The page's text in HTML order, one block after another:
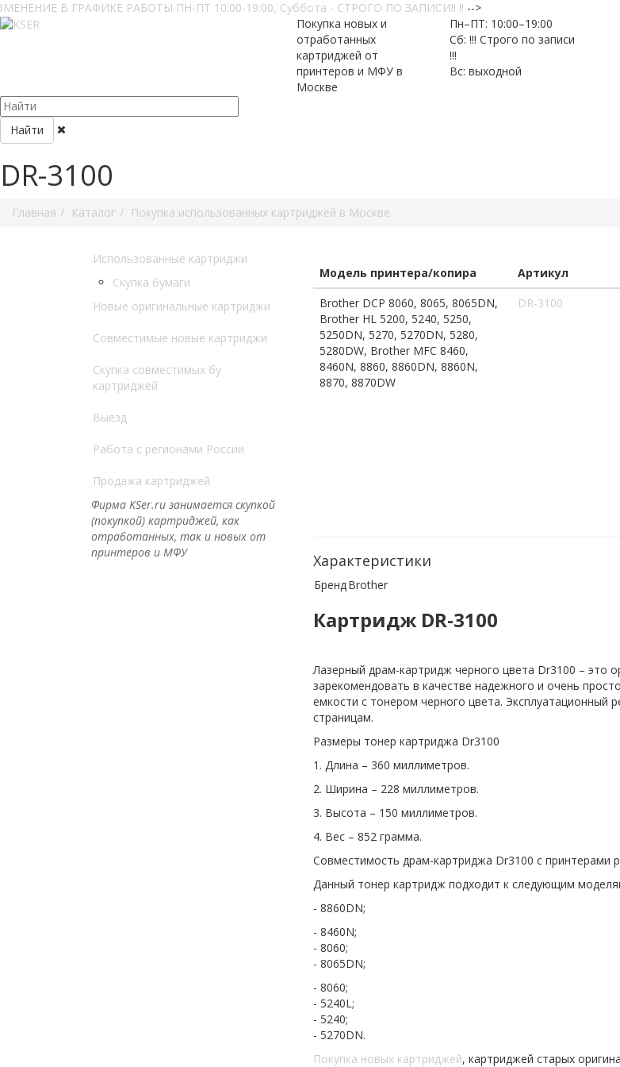
В ГРАФИКЕ РАБОТЫ ПН-ПТ 10:00-19:00, Суббота - СТРОГО ПО ЗАПИСИ!! !! -->
Покупка новых и
отработанных
картриджей от
принтеров и МФУ в
Москве
Пн–ПТ: 10:00–19:00
Сб: !!! Строго по записи
!!!
Вс: выходной
Найти
DR-3100
Главная Каталог Покупка использованных картриджей в Москве
Использованные картриджи
Скупка бумаги
Новые оригинальные картриджи
Совместимые новые картриджи
Скупка совместимых бу
картриджей
Выезд
Работа с регионами России
Продажа картриджей
Фирма KSer.ru занимается скупкой
(покупкой) картриджей, как
отработанных, так и новых от
принтеров и МФУ
Модель принтера/копира Артикул
Brother DCP 8060, 8065, 8065DN,
Brother HL 5200, 5240, 5250,
5250DN, 5270, 5270DN, 5280,
5280DW, Brother MFC 8460,
8460N, 8860, 8860DN, 8860N,
8870, 8870DW
DR-3100
Характеристики
БрендBrother
Картридж DR-3100
Лазерный драм-картридж черного цвета Dr3100 – это
зарекомендовать в качестве надежного и очень
емкости с тонером черного цвета. Эксплуатационный
страницам.
Размеры тонер картриджа Dr3100
1. Длина – 360 миллиметров.
2. Ширина – 228 миллиметров.
3. Высота – 150 миллиметров.
4. Вес – 852 грамма.
Совместимость драм-картриджа Dr3100 с принтерами
Данный тонер картридж подходит к следующим
- 8860DN;
- 8460N;
- 8060;
- 8065DN;
- 8060;
- 5240L;
- 5240;
- 5270DN.
Покупка новых картриджей, картриджей старых